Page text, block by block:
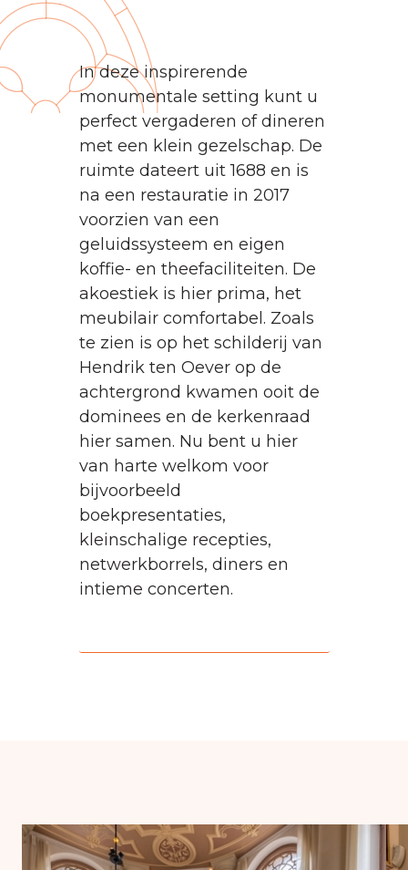
In deze inspirerende
monumentale setting kunt u
perfect vergaderen of dineren
met een klein gezelschap. De
ruimte dateert uit 1688 en is
na een restauratie in 2017
voorzien van een
geluidssysteem en eigen
koffie- en theefaciliteiten. De
akoestiek is hier prima, het
meubilair comfortabel. Zoals
te zien is op het schilderij van
Hendrik ten Oever op de
achtergrond kwamen ooit de
dominees en de kerkenraad
hier samen. Nu bent u hier
van harte welkom voor
bijvoorbeeld
boekpresentaties,
kleinschalige recepties,
netwerkborrels, diners en
intieme concerten.